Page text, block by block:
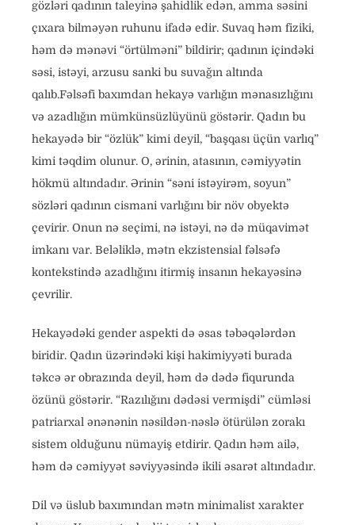
gözləri qadının taleyinə şahidlik edən, amma səsini
çıxara bilməyən ruhunu ifadə edir. Suvaq həm fiziki,
həm də mənəvi “örtülməni” bildirir; qadının içindəki
səsi, istəyi, arzusu sanki bu suvağın altında
qalıb.Fəlsəfi baxımdan hekayə varlığın mənasızlığını
və azadlığın mümkünsüzlüyünü göstərir. Qadın bu
hekayədə bir “özlük” kimi deyil, “başqası üçün varlıq”
kimi təqdim olunur. O, ərinin, atasının, cəmiyyətin
hökmü altındadır. Ərinin “səni istəyirəm, soyun”
sözləri qadının cismani varlığını bir növ obyektə
çevirir. Onun nə seçimi, nə istəyi, nə də müqavimət
imkanı var. Beləliklə, mətn ekzistensial fəlsəfə
kontekstində azadlığını itirmiş insanın hekayəsinə
çevrilir.
Hekayədəki gender aspekti də əsas təbəqələrdən
biridir. Qadın üzərindəki kişi hakimiyyəti burada
təkcə ər obrazında deyil, həm də dədə fiqurunda
özünü göstərir. “Razılığını dədəsi vermişdi” cümləsi
patriarxal ənənənin nəsildən-nəslə ötürülən zorakı
sistem olduğunu nümayiş etdirir. Qadın həm ailə,
həm də cəmiyyət səviyyəsində ikili əsarət altındadır.
Dil və üslub baxımından mətn minimalist xarakter